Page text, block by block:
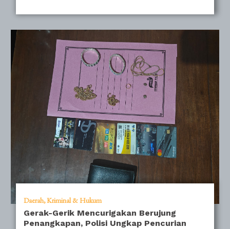
Daerah Kriminal & Hukum
Gerak-Gerik Mencurigakan Berujung
Penangkapan, Polisi Ungkap Pencurian